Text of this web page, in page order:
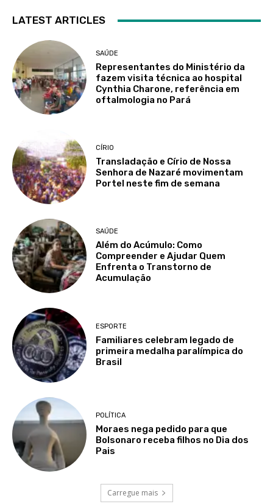
LATEST ARTICLES
SAÚDE
Representantes do Ministério da
fazem visita técnica ao hospital
Cynthia Charone, referência em
oftalmologia no Pará
CÍRIO
Transladação e Círio de Nossa
Senhora de Nazaré movimentam
Portel neste fim de semana
SAÚDE
Além do Acúmulo: Como
Compreender e Ajudar Quem
Enfrenta o Transtorno de
Acumulação
ESPORTE
Familiares celebram legado de
primeira medalha paralímpica do
Brasil
POLÍTICA
Moraes nega pedido para que
Bolsonaro receba filhos no Dia dos
Pais
Carregue mais